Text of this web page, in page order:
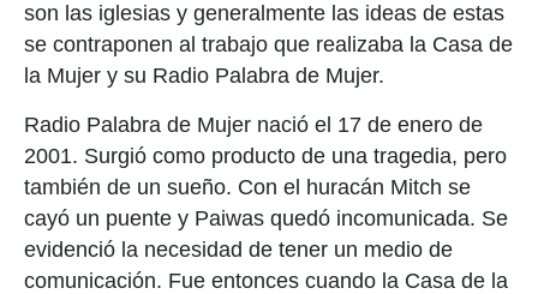
son las iglesias y generalmente las ideas de estas
se contraponen al trabajo que realizaba la Casa de
la Mujer y su Radio Palabra de Mujer.
Radio Palabra de Mujer nació el 17 de enero de
2001. Surgió como producto de una tragedia, pero
también de un sueño. Con el huracán Mitch se
cayó un puente y Paiwas quedó incomunicada. Se
evidenció la necesidad de tener un medio de
comunicación. Fue entonces cuando la Casa de la